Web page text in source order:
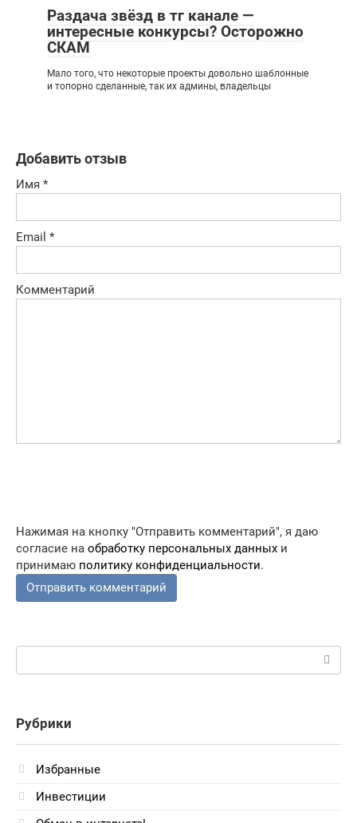
Раздача звёзд в тг канале —
интересные конкурсы? Осторожно
СКАМ
Мало того, что некоторые проекты довольно шаблонные
и топорно сделанные, так их админы, владельцы
Добавить отзыв
Имя *
Email *
Комментарий
Нажимая на кнопку "Отправить комментарий", я даю
согласие на обработку персональных данных и
принимаю политику конфиденциальности.
Поиск:
Рубрики
Избранные
Инвестиции